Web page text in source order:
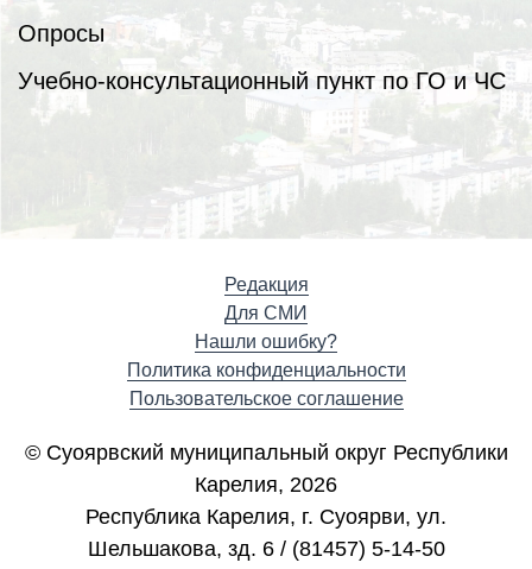
Опросы
Учебно-консультационный пункт по ГО и ЧС
Редакция
Для СМИ
Нашли ошибку?
Политика конфиденциальности
Пользовательское соглашение
© Суоярвский муниципальный округ Республики
Карелия, 2026
Республика Карелия, г. Cуоярви, ул.
Шельшакова, зд. 6 / (81457) 5-14-50